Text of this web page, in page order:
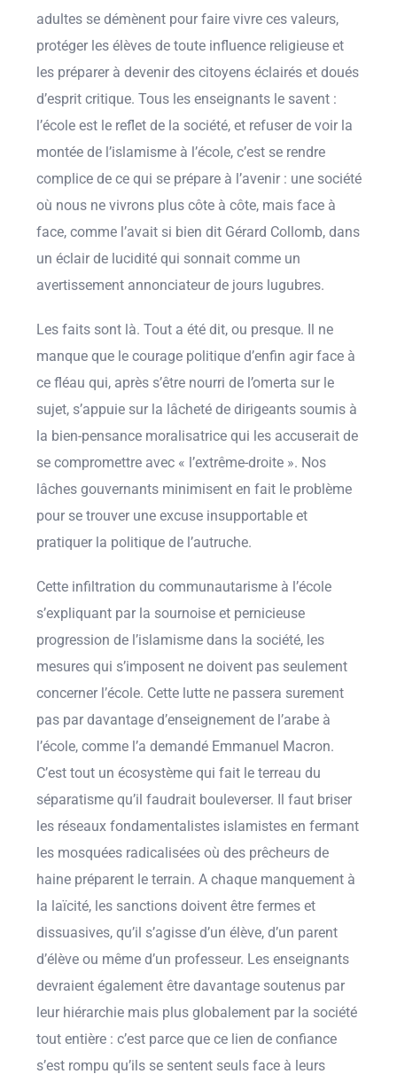
adultes se démènent pour faire vivre ces valeurs,
protéger les élèves de toute influence religieuse et
les préparer à devenir des citoyens éclairés et doués
d’esprit critique. Tous les enseignants le savent :
l’école est le reflet de la société, et refuser de voir la
montée de l’islamisme à l’école, c’est se rendre
complice de ce qui se prépare à l’avenir : une société
où nous ne vivrons plus côte à côte, mais face à
face, comme l’avait si bien dit Gérard Collomb, dans
un éclair de lucidité qui sonnait comme un
avertissement annonciateur de jours lugubres.
Les faits sont là. Tout a été dit, ou presque. Il ne
manque que le courage politique d’enfin agir face à
ce fléau qui, après s’être nourri de l’omerta sur le
sujet, s’appuie sur la lâcheté de dirigeants soumis à
la bien-pensance moralisatrice qui les accuserait de
se compromettre avec « l’extrême-droite ». Nos
lâches gouvernants minimisent en fait le problème
pour se trouver une excuse insupportable et
pratiquer la politique de l’autruche.
Cette infiltration du communautarisme à l’école
s’expliquant par la sournoise et pernicieuse
progression de l’islamisme dans la société, les
mesures qui s’imposent ne doivent pas seulement
concerner l’école. Cette lutte ne passera surement
pas par davantage d’enseignement de l’arabe à
l’école, comme l’a demandé Emmanuel Macron.
C’est tout un écosystème qui fait le terreau du
séparatisme qu’il faudrait bouleverser. Il faut briser
les réseaux fondamentalistes islamistes en fermant
les mosquées radicalisées où des prêcheurs de
haine préparent le terrain. A chaque manquement à
la laïcité, les sanctions doivent être fermes et
dissuasives, qu’il s’agisse d’un élève, d’un parent
d’élève ou même d’un professeur. Les enseignants
devraient également être davantage soutenus par
leur hiérarchie mais plus globalement par la société
tout entière : c’est parce que ce lien de confiance
s’est rompu qu’ils se sentent seuls face à leurs